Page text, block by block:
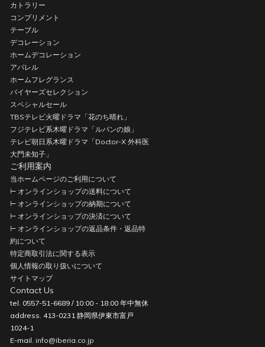
カトラリー
コンプリメント
テーブル
デコレーション
ホームデコレーション
アパレル
ホームフレグランス
バイヤーズセレクション
スペシャルセール
TBSテレビ火曜ドラマ「花のち晴れ」
フジテレビ系木曜ドラマ「ルパンの娘」
テレビ朝日系木曜ドラマ「Doctor-X 外科医
大門未知子」
ご利用案内
当ホームページのご利用について
⊢ オンラインショップの送料について
⊢ オンラインショップの納期について
⊢ オンラインショップの決済について
⊢ オンラインショップの返品条件・返品特
約について
特定商取引法に関する表示
個人情報の取り扱いについて
サイトマップ
Contact Us
tel. 0557-51-6689 / 10:00 - 18:00 年中無休
address. 413-0231 静岡県伊東市富戸
1024-1
E-mail. info@iberia.co.jp